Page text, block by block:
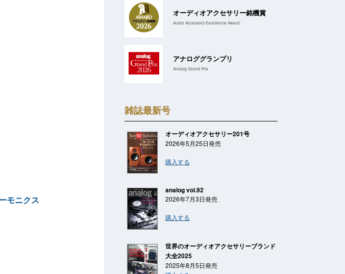
モニクス
オーディオアクセサリー銘機賞
Audio Accessory Excellence Award
アナロググランプリ
Analog Grand Prix
雑誌最新号
オーディオアクセサリー201号
2026年5月25日発売
購入する
analog vol.92
2026年7月3日発売
購入する
世界のオーディオアクセサリーブランド
大全2025
2025年8月5日発売